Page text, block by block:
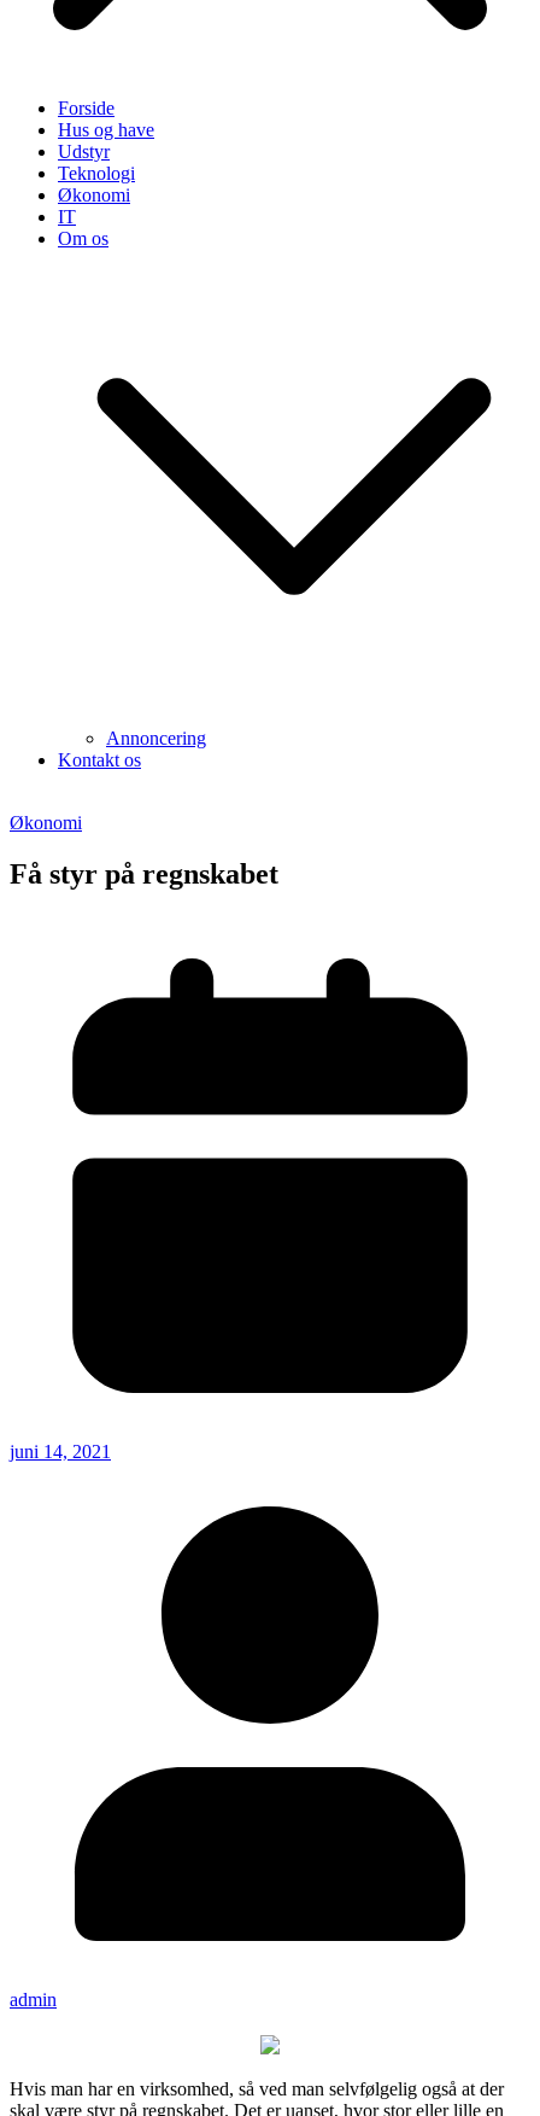
Forside
Hus og have
Udstyr
Teknologi
Økonomi
IT
Om os
Annoncering
Kontakt os
Økonomi
Få styr på regnskabet
juni 14, 2021
admin
Hvis man har en virksomhed, så ved man selvfølgelig også at der
skal være styr på regnskabet. Det er uanset, hvor stor eller lille en